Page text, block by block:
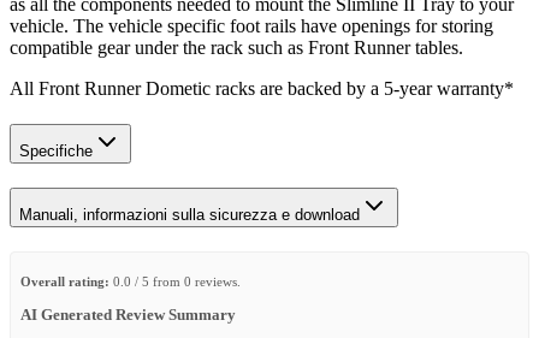
as all the components needed to mount the Slimline II Tray to your
vehicle. The vehicle specific foot rails have openings for storing
compatible gear under the rack such as Front Runner tables.
All Front Runner Dometic racks are backed by a 5‑year warranty*
Specifiche
Manuali, informazioni sulla sicurezza e download
Overall rating: 0.0 / 5 from 0 reviews.
AI Generated Review Summary